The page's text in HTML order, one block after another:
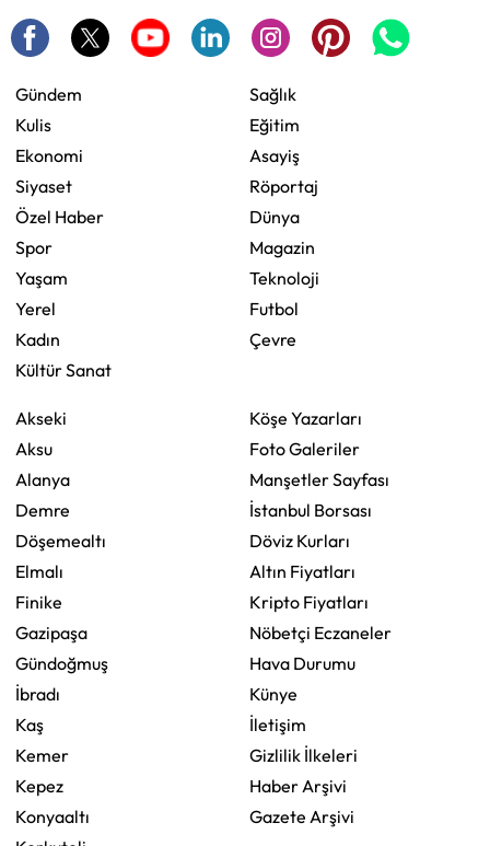
Gündem
Kulis
Ekonomi
Siyaset
Özel Haber
Spor
Yaşam
Yerel
Kadın
Kültür Sanat
Sağlık
Eğitim
Asayiş
Röportaj
Dünya
Magazin
Teknoloji
Futbol
Çevre
Akseki
Aksu
Alanya
Demre
Döşemealtı
Elmalı
Finike
Gazipaşa
Gündoğmuş
İbradı
Kaş
Kemer
Kepez
Konyaaltı
Köşe Yazarları
Foto Galeriler
Manşetler Sayfası
İstanbul Borsası
Döviz Kurları
Altın Fiyatları
Kripto Fiyatları
Nöbetçi Eczaneler
Hava Durumu
Künye
İletişim
Gizlilik İlkeleri
Haber Arşivi
Gazete Arşivi